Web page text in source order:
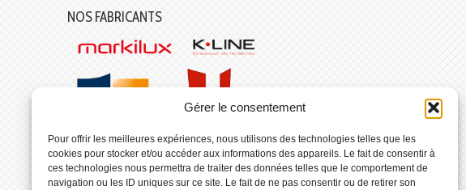
Gérer le consentement
Pour offrir les meilleures expériences, nous utilisons des technologies telles que les
cookies pour stocker et/ou accéder aux informations des appareils. Le fait de consentir à
ces technologies nous permettra de traiter des données telles que le comportement de
navigation ou les ID uniques sur ce site. Le fait de ne pas consentir ou de retirer son
NOS FABRICANTS